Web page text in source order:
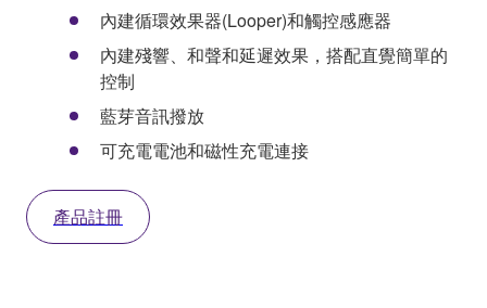
內建循環效果器(Looper)和觸控感應器
內建殘響、和聲和延遲效果，搭配直覺簡單的
控制
藍芽音訊撥放
可充電電池和磁性充電連接
產品註冊